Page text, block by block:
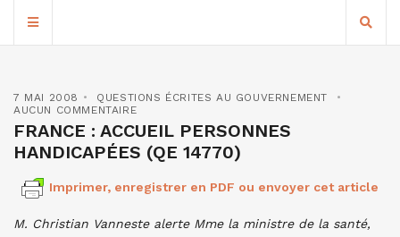
7 MAI 2008
QUESTIONS ÉCRITES AU GOUVERNEMENT
AUCUN COMMENTAIRE
FRANCE : ACCUEIL PERSONNES
HANDICAPÉES (QE 14770)
Imprimer, enregistrer en PDF ou envoyer cet article
M. Christian Vanneste alerte Mme la ministre de la santé,